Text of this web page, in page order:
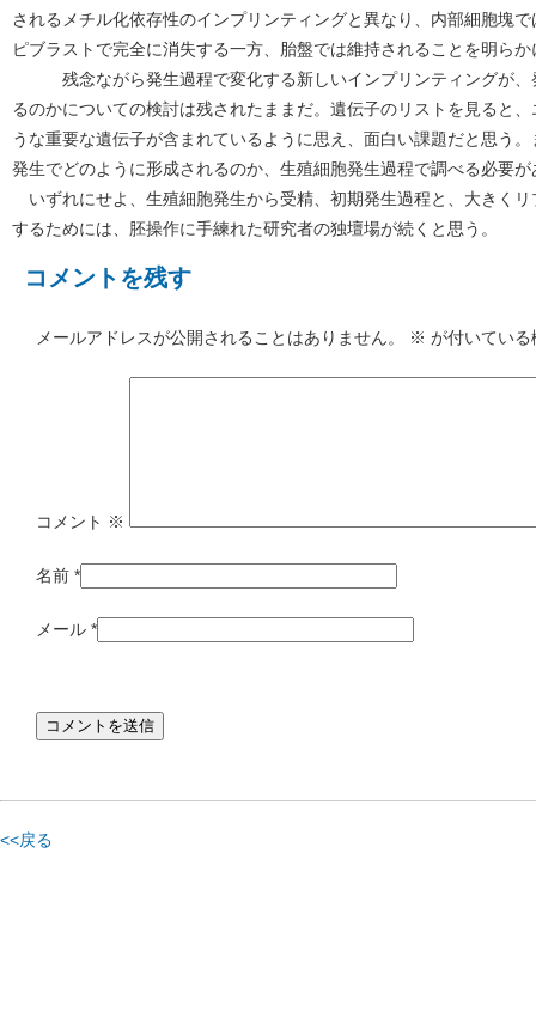
されるメチル化依存性のインプリンティングと異なり、内部細胞塊
ピブラストで完全に消失する一方、胎盤では維持されることを明ら
残念ながら発生過程で変化する新しいインプリンティングが、
るのかについての検討は残されたままだ。遺伝子のリストを見ると
うな重要な遺伝子が含まれているように思え、面白い課題だと思う
発生でどのように形成されるのか、生殖細胞発生過程で調べる必要
いずれにせよ、生殖細胞発生から受精、初期発生過程と、大きく
するためには、胚操作に手練れた研究者の独壇場が続くと思う。
コメントを残す
メールアドレスが公開されることはありません。 ※ が付いてい
コメント ※
名前 *
メール *
<<戻る